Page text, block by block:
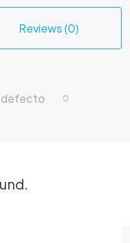
Reviews (0)
defecto